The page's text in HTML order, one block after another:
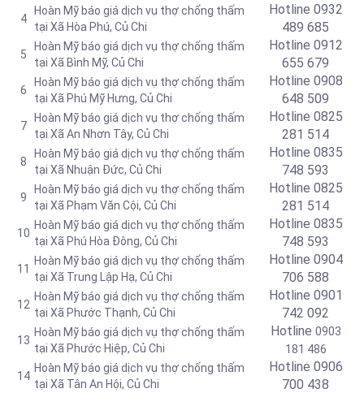
4
Hoàn Mỹ báo giá dịch vụ thợ chống thấm
tại Xã Hòa Phú, Củ Chi
Hotline 0932
489 685
5
Hoàn Mỹ báo giá dịch vụ thợ chống thấm
tại Xã Bình Mỹ, Củ Chi
Hotline 0912
655 679
6
Hoàn Mỹ báo giá dịch vụ thợ chống thấm
tại Xã Phú Mỹ Hưng, Củ Chi
Hotline 0908
648 509
7
Hoàn Mỹ báo giá dịch vụ thợ chống thấm
tại Xã An Nhơn Tây, Củ Chi
Hotline 0825
281 514
8
Hoàn Mỹ báo giá dịch vụ thợ chống thấm
tại Xã Nhuận Đức, Củ Chi
Hotline 0835
748 593
9
Hoàn Mỹ báo giá dịch vụ thợ chống thấm
tại Xã Phạm Văn Cội, Củ Chi
Hotline 0825
281 514
10
Hoàn Mỹ báo giá dịch vụ thợ chống thấm
tại Xã Phú Hòa Đông, Củ Chi
Hotline 0835
748 593
11
Hoàn Mỹ báo giá dịch vụ thợ chống thấm
tại Xã Trung Lập Hạ, Củ Chi
Hotline 0904
706 588
12
Hoàn Mỹ báo giá dịch vụ thợ chống thấm
tại Xã Phước Thạnh, Củ Chi
Hotline 0901
742 092
13
Hoàn Mỹ báo giá dịch vụ thợ chống thấm
tại Xã Phước Hiệp, Củ Chi
Hotline 0903
181 486
14
Hoàn Mỹ báo giá dịch vụ thợ chống thấm
tại Xã Tân An Hội, Củ Chi
Hotline 0906
700 438